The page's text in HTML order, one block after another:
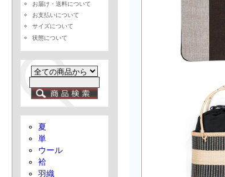
お届け・送料について
お支払いについて
サイズについて
状態について
夏
単
ウール
袷
羽織